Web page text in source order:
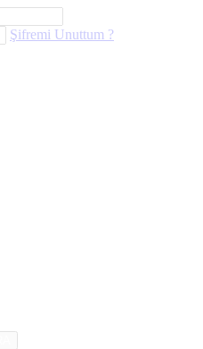
Şifremi Unuttum ?